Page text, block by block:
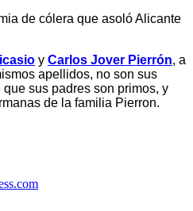
de cólera que asoló Alicante
y Carlos Jover Pierrón, a
apellidos, no son sus
sus padres son primos, y
de la familia Pierron.